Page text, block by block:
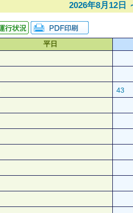
2026年8月12日
平日
43